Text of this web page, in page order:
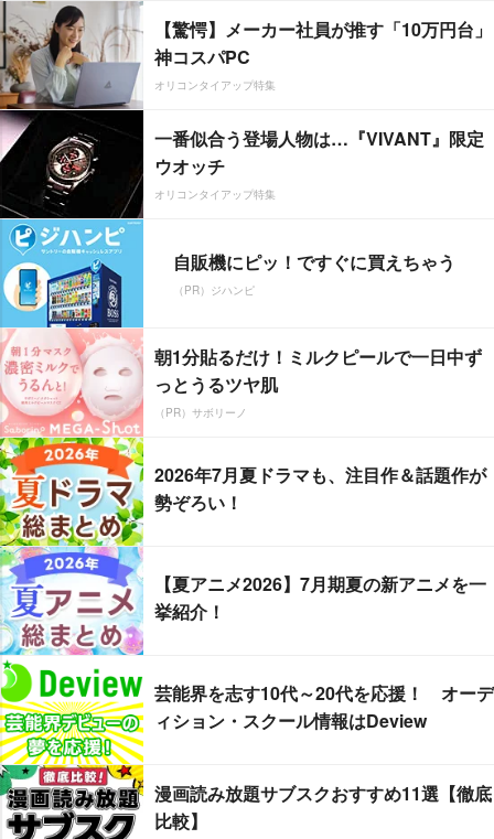
【驚愕】メーカー社員が推す「10万円台」
神コスパPC
オリコンタイアップ特集
一番似合う登場人物は…『VIVANT』限定
ウオッチ
オリコンタイアップ特集
自販機にピッ！ですぐに買えちゃう
（PR）ジハンピ
朝1分貼るだけ！ミルクピールで一日中ず
っとうるツヤ肌
（PR）サボリーノ
2026年7月夏ドラマも、注目作＆話題作が
勢ぞろい！
【夏アニメ2026】7月期夏の新アニメを一
挙紹介！
芸能界を志す10代～20代を応援！ オーデ
ィション・スクール情報はDeview
漫画読み放題サブスクおすすめ11選【徹底
比較】